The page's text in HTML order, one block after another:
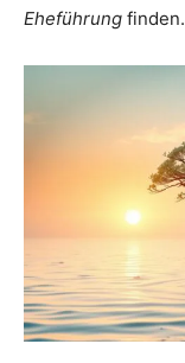
Eheführung finden.